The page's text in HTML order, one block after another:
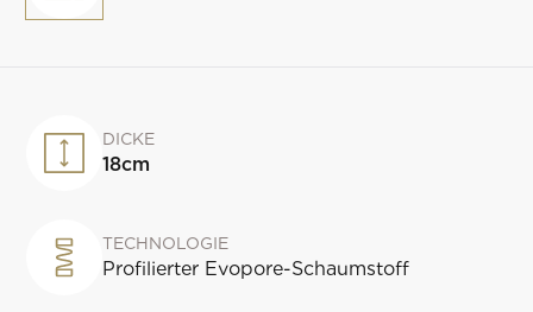
DICKE
18cm
TECHNOLOGIE
Profilierter Evopore-Schaumstoff